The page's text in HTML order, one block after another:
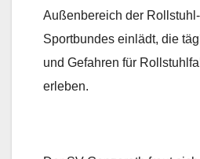
Außenbereich der
Sportbundes einlädt, die
und Gefahren für
erleben.